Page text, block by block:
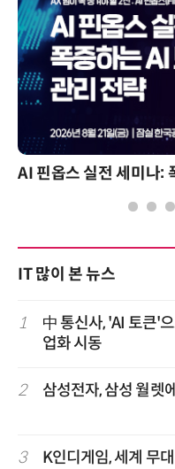
AI 핀옵스 실전 세미나:
IT 많이 본 뉴스
1
中 통신사, 'AI 토큰'
업화 시동
2 삼성전자, 삼성 월렛
3 K인디게임, 세계 무